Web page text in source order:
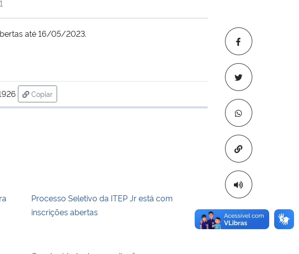
Copiar para
até 16/05/2023.
Copiar
para área de transferência
Processo Seletivo da ITEP Jr está com
inscrições abertas